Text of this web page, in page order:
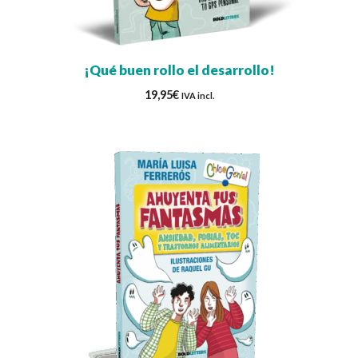
¡Qué buen rollo el desarrollo!
19,95€ IVA incl.